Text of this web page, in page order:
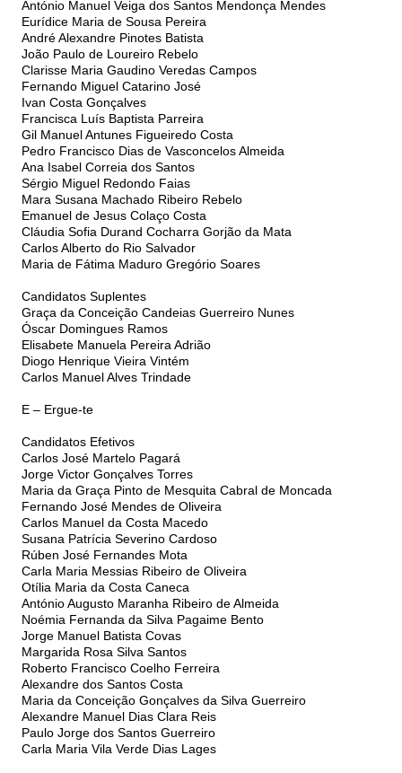
António Manuel Veiga dos Santos Mendonça Mendes
Eurídice Maria de Sousa Pereira
André Alexandre Pinotes Batista
João Paulo de Loureiro Rebelo
Clarisse Maria Gaudino Veredas Campos
Fernando Miguel Catarino José
Ivan Costa Gonçalves
Francisca Luís Baptista Parreira
Gil Manuel Antunes Figueiredo Costa
Pedro Francisco Dias de Vasconcelos Almeida
Ana Isabel Correia dos Santos
Sérgio Miguel Redondo Faias
Mara Susana Machado Ribeiro Rebelo
Emanuel de Jesus Colaço Costa
Cláudia Sofia Durand Cocharra Gorjão da Mata
Carlos Alberto do Rio Salvador
Maria de Fátima Maduro Gregório Soares
Candidatos Suplentes
Graça da Conceição Candeias Guerreiro Nunes
Óscar Domingues Ramos
Elisabete Manuela Pereira Adrião
Diogo Henrique Vieira Vintém
Carlos Manuel Alves Trindade
E – Ergue-te
Candidatos Efetivos
Carlos José Martelo Pagará
Jorge Victor Gonçalves Torres
Maria da Graça Pinto de Mesquita Cabral de Moncada
Fernando José Mendes de Oliveira
Carlos Manuel da Costa Macedo
Susana Patrícia Severino Cardoso
Rúben José Fernandes Mota
Carla Maria Messias Ribeiro de Oliveira
Otília Maria da Costa Caneca
António Augusto Maranha Ribeiro de Almeida
Noémia Fernanda da Silva Pagaime Bento
Jorge Manuel Batista Covas
Margarida Rosa Silva Santos
Roberto Francisco Coelho Ferreira
Alexandre dos Santos Costa
Maria da Conceição Gonçalves da Silva Guerreiro
Alexandre Manuel Dias Clara Reis
Paulo Jorge dos Santos Guerreiro
Carla Maria Vila Verde Dias Lages